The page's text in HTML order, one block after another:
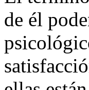
El
de él